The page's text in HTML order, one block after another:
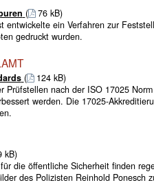
(
76 kB)
entwickelte ein Verfahren zur
gedruckt wurden.
(
124 kB)
Prüfstellen nach der ISO 17025
werden. Die 17025-
kB)
die öffentliche Sicherheit finden
des Polizisten Reinhold Ponesch